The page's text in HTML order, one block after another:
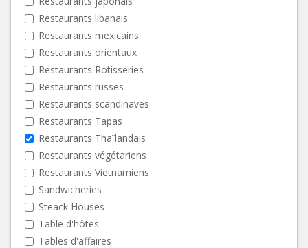
Restaurants libanais
Restaurants mexicains
Restaurants orientaux
Restaurants Rotisseries
Restaurants russes
Restaurants scandinaves
Restaurants Tapas
Restaurants Thaïlandais
Restaurants végétariens
Restaurants Vietnamiens
Sandwicheries
Steack Houses
Table d'hôtes
Tables d'affaires